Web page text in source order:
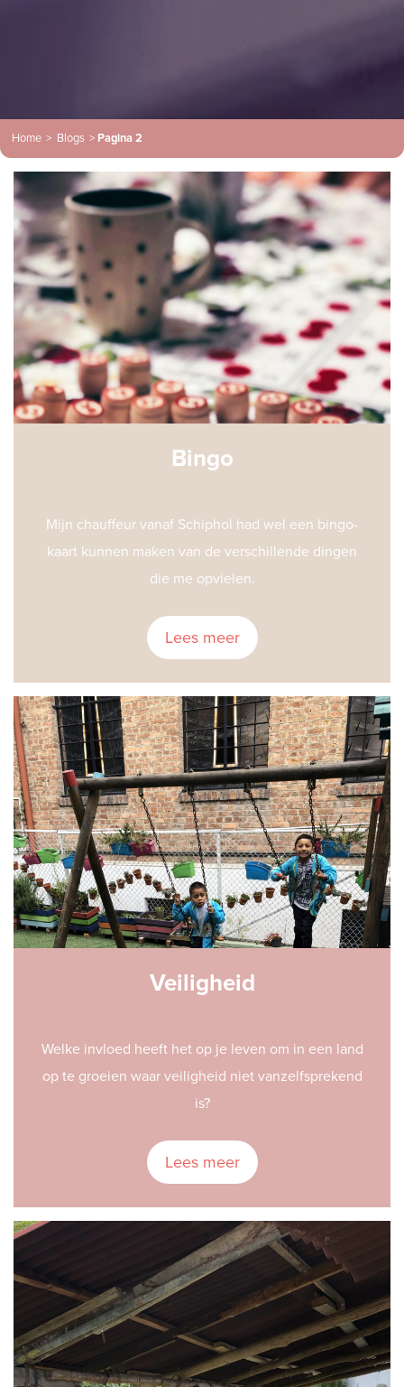
Home > Blogs > Pagina 2
Bingo
Mijn chauffeur vanaf Schiphol had wel een bingo-
kaart kunnen maken van de verschillende dingen
die me opvielen.
Lees meer
Veiligheid
Welke invloed heeft het op je leven om in een land
op te groeien waar veiligheid niet vanzelfsprekend
is?
Lees meer